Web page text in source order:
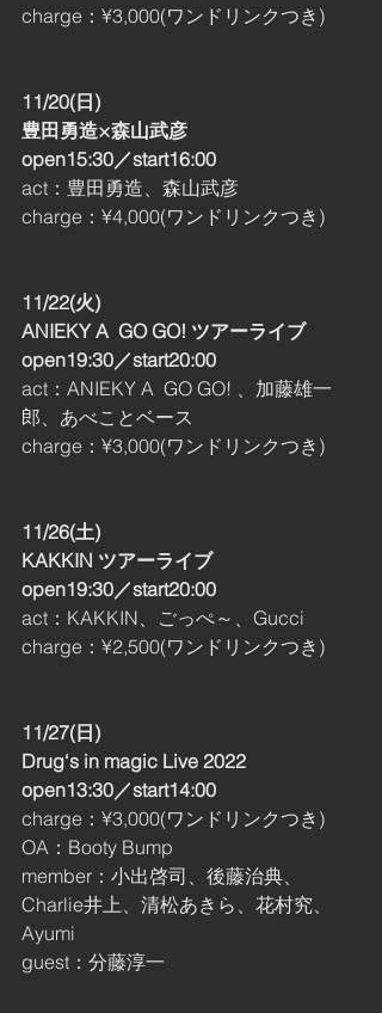
charge：¥3,000(ワンドリンクつき)
11/20(日)
豊田勇造×森山武彦
open15:30／start16:00
act：豊田勇造、森山武彦
charge：¥4,000(ワンドリンクつき)
11/22(火)
ANIEKY A  GO GO! ツアーライブ
open19:30／start20:00
act：ANIEKY A  GO GO! 、加藤雄一
郎、あべことベース
charge：¥3,000(ワンドリンクつき)
11/26(土)
KAKKIN ツアーライブ
open19:30／start20:00
act：KAKKIN、ごっぺ～、Gucci
charge：¥2,500(ワンドリンクつき)
11/27(日)
Drug‘s in magic Live 2022
open13:30／start14:00
charge：¥3,000(ワンドリンクつき)
OA：Booty Bump
member：小出啓司、後藤治典、
Charlie井上、清松あきら、花村究、
Ayumi
guest：分藤淳一